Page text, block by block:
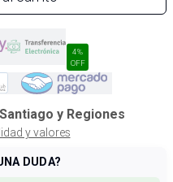
4%
OFF
Santiago y Regiones
y valores
DUDA?